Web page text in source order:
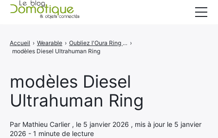
modèles Diesel
Ultrahuman Ring
Par Mathieu Carlier , le 5 janvier 2026 , mis à jour le 5 janvier
2026 - 1 minute de lecture
Accueil › Wearable › Oubliez l'Oura Ring : cette bague Diesel est plus belle (et sans abonnement mensuel) ›
modèles Diesel Ultrahuman Ring
Catégories
CONTACT